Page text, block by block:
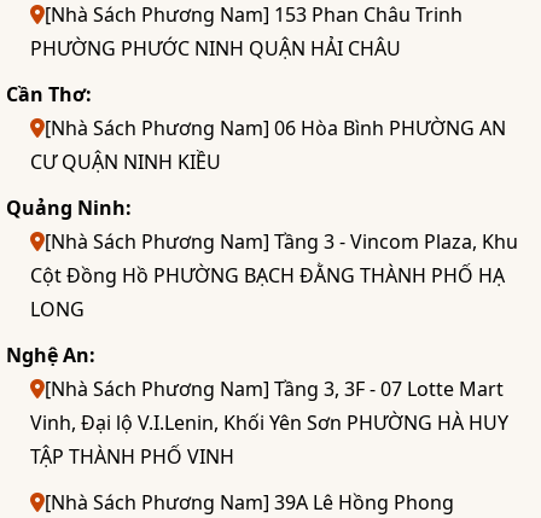
[Nhà Sách Phương Nam] 153 Phan Châu Trinh
PHƯỜNG PHƯỚC NINH QUẬN HẢI CHÂU
Cần Thơ:
[Nhà Sách Phương Nam] 06 Hòa Bình PHƯỜNG AN
CƯ QUẬN NINH KIỀU
Quảng Ninh:
[Nhà Sách Phương Nam] Tầng 3 - Vincom Plaza, Khu
Cột Đồng Hồ PHƯỜNG BẠCH ĐẰNG THÀNH PHỐ HẠ
LONG
Nghệ An:
[Nhà Sách Phương Nam] Tầng 3, 3F - 07 Lotte Mart
Vinh, Đại lộ V.I.Lenin, Khối Yên Sơn PHƯỜNG HÀ HUY
TẬP THÀNH PHỐ VINH
[Nhà Sách Phương Nam] 39A Lê Hồng Phong